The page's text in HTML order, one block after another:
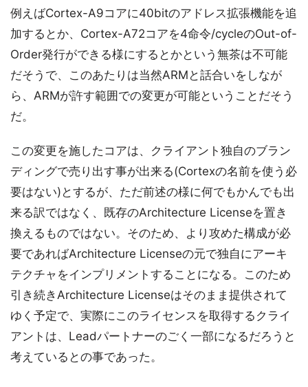
例えばCortex-A9コアに40bitのアドレス拡張機能を追
加するとか、Cortex-A72コアを4命令/cycleのOut-of-
Order発行ができる様にするとかという無茶は不可能
だそうで、このあたりは当然ARMと話合いをしなが
ら、ARMが許す範囲での変更が可能ということだそう
だ。
この変更を施したコアは、クライアント独自のブラン
ディングで売り出す事が出来る(Cortexの名前を使う必
要はない)とするが、ただ前述の様に何でもかんでも出
来る訳ではなく、既存のArchitecture Licenseを置き
換えるものではない。そのため、より攻めた構成が必
要であればArchitecture Licenseの元で独自にアーキ
テクチャをインプリメントすることになる。このため
引き続きArchitecture Licenseはそのまま提供されて
ゆく予定で、実際にこのライセンスを取得するクライ
アントは、Leadパートナーのごく一部になるだろうと
考えているとの事であった。